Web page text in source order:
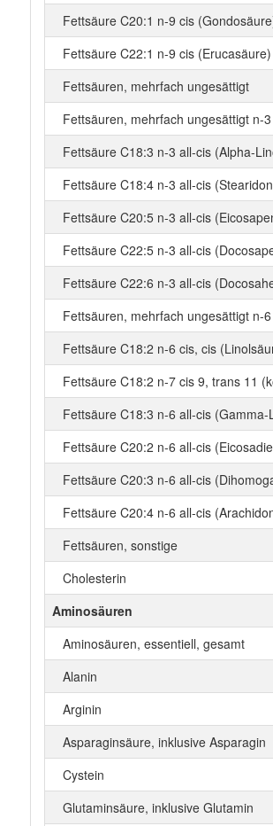
Fettsäure C20:1 n-9 cis
Fettsäure C22:1 n-9 cis (Erucasäure)
Fettsäuren, mehrfach ungesättigt
Fettsäuren, mehrfach ungesättigt n-3
Fettsäure C18:3 n-3 all-cis (Alpha-
Fettsäure C18:4 n-3 all-cis
Fettsäure C20:5 n-3 all-cis
Fettsäure C22:5 n-3 all-cis
Fettsäure C22:6 n-3 all-cis
Fettsäuren, mehrfach ungesättigt n-6
Fettsäure C18:2 n-6 cis, cis
Fettsäure C18:2 n-7 cis 9, trans 11
Fettsäure C18:3 n-6 all-cis (Gamma-
Fettsäure C20:2 n-6 all-cis
Fettsäure C20:3 n-6 all-cis
Fettsäure C20:4 n-6 all-cis
Fettsäuren, sonstige
Cholesterin
Aminosäuren
Aminosäuren, essentiell, gesamt
Alanin
Arginin
Asparaginsäure, inklusive Asparagin
Cystein
Glutaminsäure, inklusive Glutamin